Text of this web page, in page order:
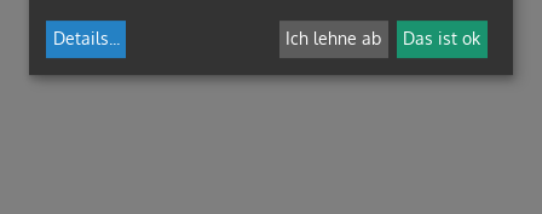
Details Ich lehne ab Das ist ok